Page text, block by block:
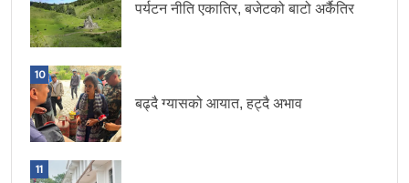
पर्यटन नीति एकातिर, बजेटको बाटो अर्कैतिर
10
बढ्दै ग्यासको आयात, हट्दै अभाव
11